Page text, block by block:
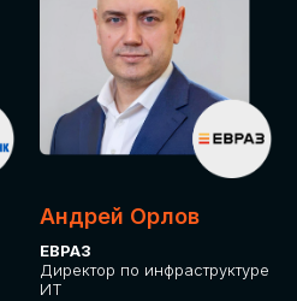
Андрей Орлов
ЕВРАЗ
Директор по инфраструктуре
ИТ